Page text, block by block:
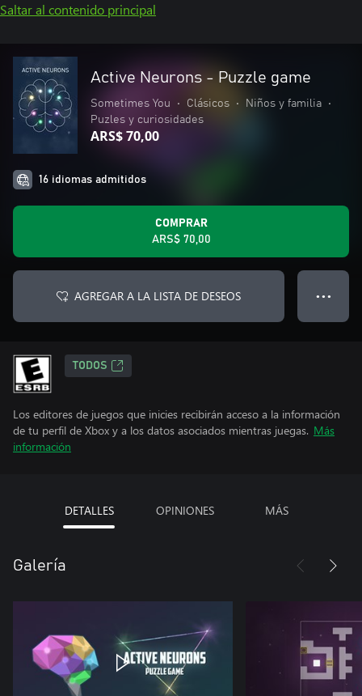
Saltar al contenido principal
Active Neurons - Puzzle game
Sometimes You • Clásicos • Niños y familia
•
Puzles y curiosidades
ARS$ 70,00
16 idiomas admitidos
COMPRAR
ARS$ 70,00
AGREGAR A LA LISTA DE DESEOS ● ● ●
TODOS
Los editores de juegos que inicies recibirán acceso a la información
de tu perfil de Xbox y a los datos asociados mientras juegas. Más
información
DETALLES OPINIONES MÁS
Galería